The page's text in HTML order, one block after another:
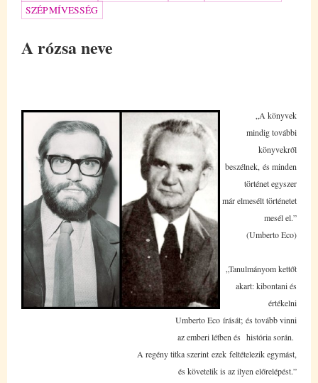
SZÉPMÍVESSÉG
A rózsa neve
„A könyvek
mindig további
könyvekről
beszélnek, és minden
történet egyszer
már elmesélt történetet
mesél el.”
(Umberto Eco)
„Tanulmányom kettőt
akart: kibontani és
értékelni
Umberto Eco írását; és tovább vinni
az emberi létben és história során.
A regény titka szerint ezek feltételezik egymást,
és követelik is az ilyen előrelépést.”